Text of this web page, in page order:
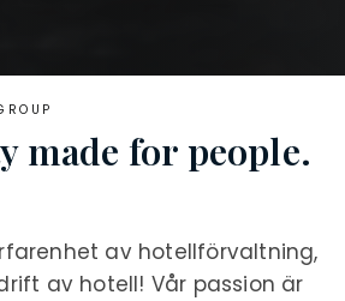
made for people.
av hotellförvaltning,
av hotell! Vår passion är